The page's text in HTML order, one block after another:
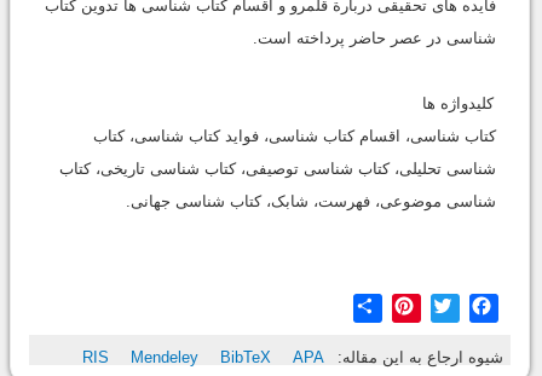
فایده های تحقیقی دربارة قلمرو و اقسام کتاب شناسی ها تدوین کتاب
شناسی در عصر حاضر پرداخته است.
کلیدواژه ها
کتاب شناسی، اقسام کتاب شناسی، فواید کتاب شناسی، کتاب
شناسی تحلیلی، کتاب شناسی توصیفی، کتاب شناسی تاریخی، کتاب
شناسی موضوعی، فهرست، شابک، کتاب شناسی جهانی.
Facebook
Twitter
Pinterest
شیوه ارجاع به این مقاله: RIS Mendeley BibTeX
APA